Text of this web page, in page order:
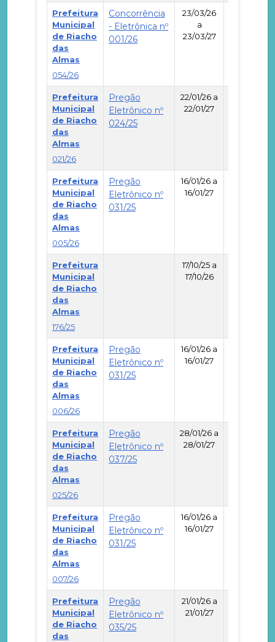
Prefeitura
Municipal
de Riacho
das
Almas
054/26
Concorrência
- Eletrônica nº
001/26
23/03/26
a
23/03/27
Prefeitura
Municipal
de Riacho
das
Almas
021/26
Pregão
Eletrônico nº
024/25
22/01/26 a
22/01/27
Prefeitura
Municipal
de Riacho
das
Almas
005/26
Pregão
Eletrônico nº
031/25
16/01/26 a
16/01/27
Prefeitura
Municipal
de Riacho
das
Almas
176/25
17/10/25 a
17/10/26
Prefeitura
Municipal
de Riacho
das
Almas
006/26
Pregão
Eletrônico nº
031/25
16/01/26 a
16/01/27
Prefeitura
Municipal
de Riacho
das
Almas
025/26
Pregão
Eletrônico nº
037/25
28/01/26 a
28/01/27
Prefeitura
Municipal
de Riacho
das
Almas
007/26
Pregão
Eletrônico nº
031/25
16/01/26 a
16/01/27
Prefeitura
Municipal
de Riacho
das
Pregão
Eletrônico nº
035/25
21/01/26 a
21/01/27